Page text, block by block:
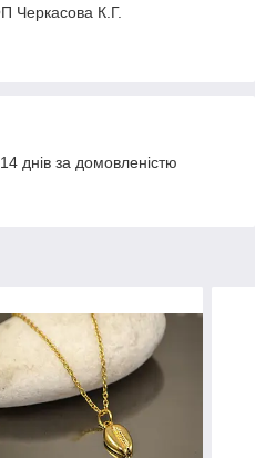
Черкасова К.Г.
днів за домовленістю